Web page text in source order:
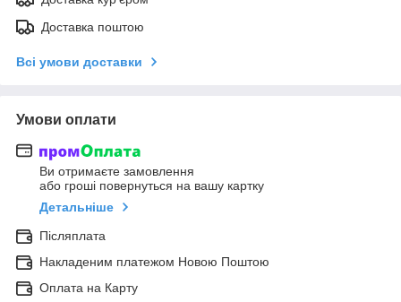
Доставка поштою
Всі умови доставки
Умови оплати
Ви отримаєте замовлення
або гроші повернуться на вашу картку
Детальніше
Післяплата
Накладеним платежом Новою Поштою
Оплата на Карту